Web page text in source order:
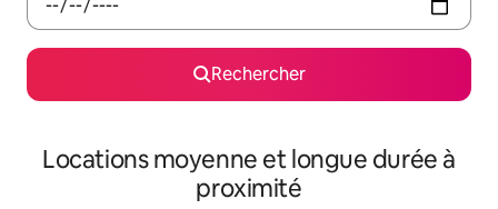
Rechercher
Locations moyenne et longue durée à
proximité